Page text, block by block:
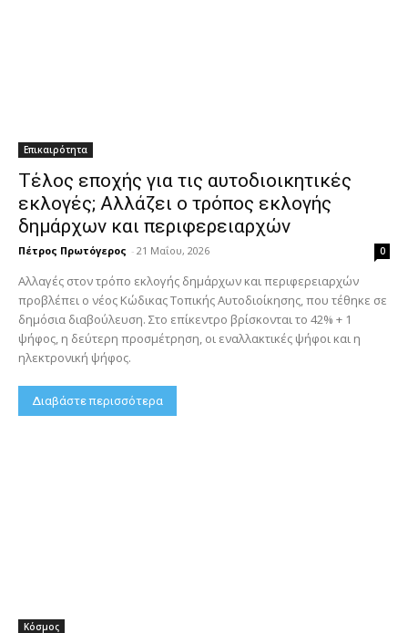
Επικαιρότητα
Τέλος εποχής για τις αυτοδιοικητικές
εκλογές; Αλλάζει ο τρόπος εκλογής
δημάρχων και περιφερειαρχών
Πέτρος Πρωτόγερος - 21 Μαΐου, 2026 0
Αλλαγές στον τρόπο εκλογής δημάρχων και περιφερειαρχών
προβλέπει ο νέος Κώδικας Τοπικής Αυτοδιοίκησης, που τέθηκε σε
δημόσια διαβούλευση. Στο επίκεντρο βρίσκονται το 42% + 1
ψήφος, η δεύτερη προσμέτρηση, οι εναλλακτικές ψήφοι και η
ηλεκτρονική ψήφος.
Διαβάστε περισσότερα
Κόσμος